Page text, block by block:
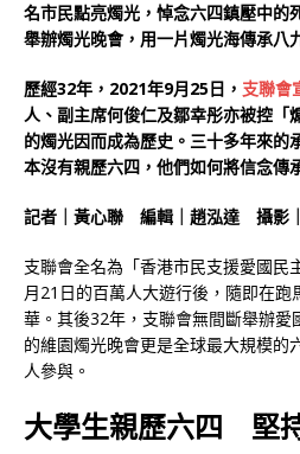
名市民點亮燭光，悼念六四鎮壓中的
舉辦燭光晚會，用一片燭光海傳承八
歷經32年，2021年9月25日， 支聯會
人、副主席何俊仁及鄒幸彤亦被控「
的燭光因而成為歷史。三十多年來的
本沒有親歷六四，他們如何將信念傳
記者｜黃心聯 編輯 趙泓達 攝影
支聯會全名為「香港市民支援愛國民
月21日的百萬人大遊行後，隨即在
華。其後32年，支聯會無間斷舉辦
的維園燭光晚會更是全球最大規模的
人參與。
大學生親歷六四 堅